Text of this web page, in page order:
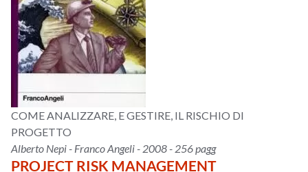
COME ANALIZZARE, E GESTIRE, IL RISCHIO DI
PROGETTO
Alberto Nepi - Franco Angeli - 2008 - 256 pagg
PROJECT RISK MANAGEMENT